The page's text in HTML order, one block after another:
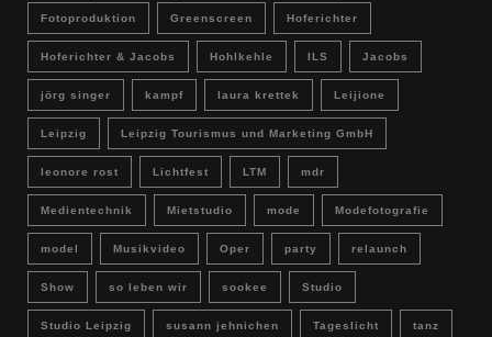
Fotoproduktion Greenscreen Hoferichter
Hoferichter & Jacobs Hohlkehle ILS Jacobs
jörg singer kampf laura krettek Leijione
Leipzig Leipzig Tourismus und Marketing GmbH
leonore rost Lichtfest LTM mdr
Medientechnik Mietstudio mode Modefotografie
model Musikvideo Oper party relaunch
Show so leben wir sookee Studio
Studio Leipzig susann jehnichen Tageslicht tanz